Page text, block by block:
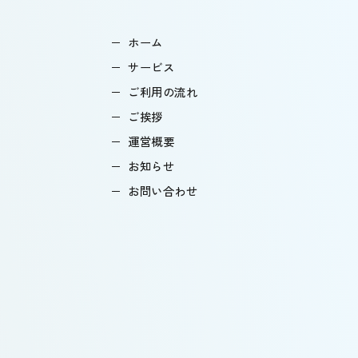
ホーム
サービス
ご利用の流れ
ご挨拶
運営概要
お知らせ
お問い合わせ